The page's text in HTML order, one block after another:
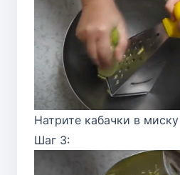
Натрите кабачки в
Шаг 3: